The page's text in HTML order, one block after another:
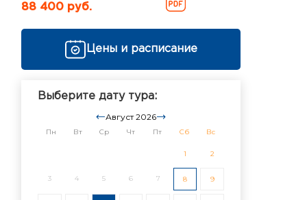
88 400 руб.
Цены и расписание
Выберите дату тура:
Август 2026
Пн Вт Ср Чт Пт Сб Вс
1 2
3 4 5 6 7 8 9